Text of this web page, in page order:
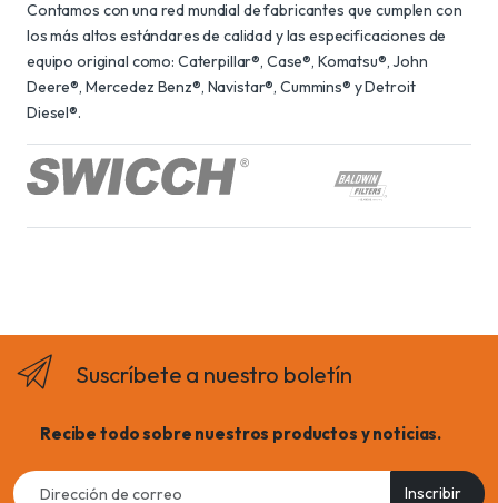
Contamos con una red mundial de fabricantes que cumplen con
los más altos estándares de calidad y las especificaciones de
equipo original como: Caterpillar®, Case®, Komatsu®, John
Deere®, Mercedez Benz®, Navistar®, Cummins® y Detroit
Diesel®.
Suscríbete a nuestro boletín
Recibe todo sobre nuestros productos y noticias.
Email
Inscribir